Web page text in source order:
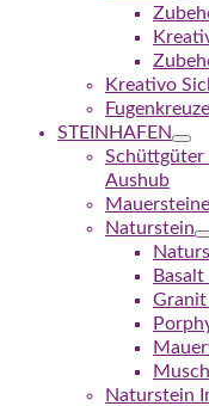
Kreativo
Fugenkreuze
STEINHAFEN
Schüttgüter
Aushub
Mauersteine
Naturstein
Granit
Naturstein